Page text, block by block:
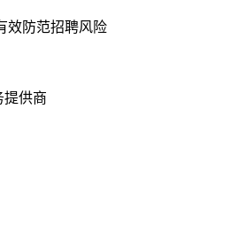
效防范招聘风险
提供商